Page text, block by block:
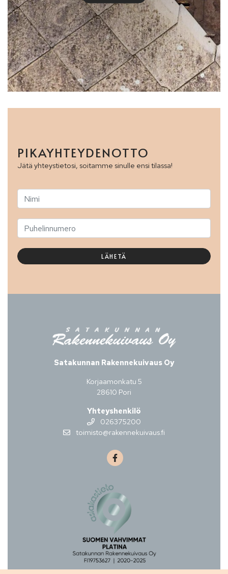
PIKA­YHTEYDENOTTO
Jätä yhteystietosi, soitamme sinulle ensi tilassa!
LÄHETÄ
Satakunnan Rakennekuivaus Oy
Korjaamonkatu 5
28610 Pori
Yhteyshenkilö
026375200
toimisto@rakennekuivaus.fi